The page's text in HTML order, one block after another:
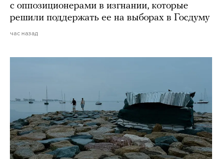
с оппозиционерами в изгнании, которые
решили поддержать ее на выборах в Госдуму
час назад